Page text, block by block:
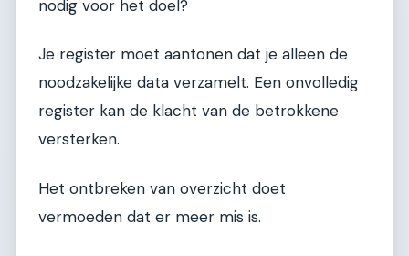
nodig voor het doel?
Je register moet aantonen dat je alleen de
noodzakelijke data verzamelt. Een onvolledig
register kan de klacht van de betrokkene
versterken.
Het ontbreken van overzicht doet
vermoeden dat er meer mis is.